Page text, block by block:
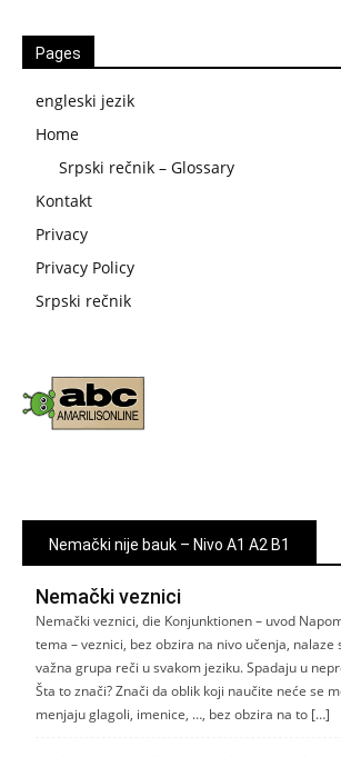
Pages
engleski jezik
Home
Srpski rečnik – Glossary
Kontakt
Privacy
Privacy Policy
Srpski rečnik
Nemački nije bauk – Nivo A1 A2 B1
Nemački veznici
Nemački veznici, die Konjunktionen – uvod
tema – veznici, bez obzira na nivo učenja, nalaze
važna grupa reči u svakom jeziku. Spadaju u
Šta to znači? Znači da oblik koji naučite neće se
menjaju glagoli, imenice, …, bez obzira na to […]